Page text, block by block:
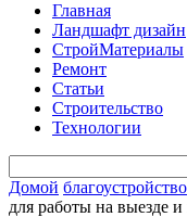
Главная
Ландшафт дизайн
СтройМатериалы
Ремонт
Статьи
Строительство
Технологии
Домой благоустройство
для работы на выезде и